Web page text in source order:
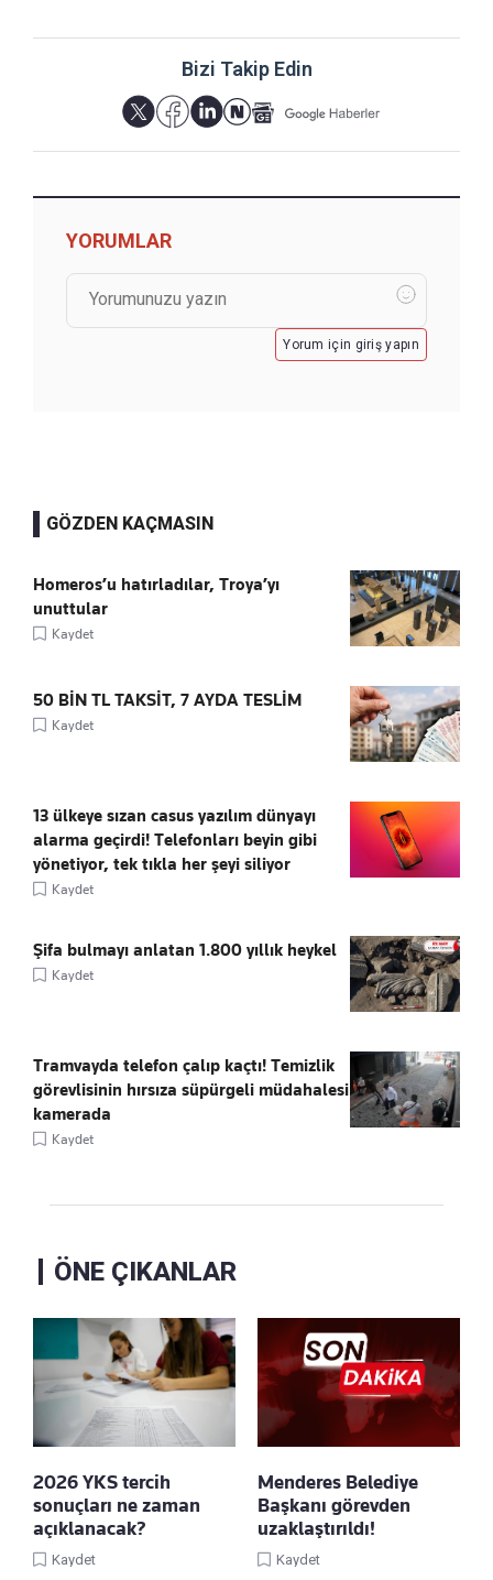
Bizi Takip Edin
YORUMLAR
Yorum için giriş yapın
GÖZDEN KAÇMASIN
Homeros’u hatırladılar, Troya’yı
unuttular
Kaydet
50 BİN TL TAKSİT, 7 AYDA TESLİM
Kaydet
13 ülkeye sızan casus yazılım dünyayı
alarma geçirdi! Telefonları beyin gibi
yönetiyor, tek tıkla her şeyi siliyor
Kaydet
Şifa bulmayı anlatan 1.800 yıllık heykel
Kaydet
Tramvayda telefon çalıp kaçtı! Temizlik
görevlisinin hırsıza süpürgeli müdahalesi
kamerada
Kaydet
ÖNE ÇIKANLAR
2026 YKS tercih
sonuçları ne zaman
açıklanacak?
Kaydet
Menderes Belediye
Başkanı görevden
uzaklaştırıldı!
Kaydet